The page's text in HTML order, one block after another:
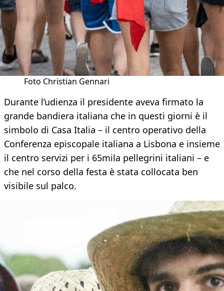
Foto Christian Gennari
Durante l’udienza il presidente aveva firmato la
grande bandiera italiana che in questi giorni è il
simbolo di Casa Italia – il centro operativo della
Conferenza episcopale italiana a Lisbona e insieme
il centro servizi per i 65mila pellegrini italiani – e
che nel corso della festa è stata collocata ben
visibile sul palco.